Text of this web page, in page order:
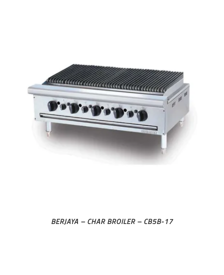
BERJAYA – CHAR BROILER – CB5B-17